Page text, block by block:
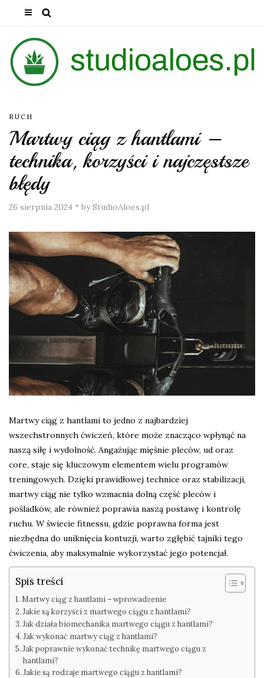
RUCH
Martwy ciąg z hantlami –
technika, korzyści i najczęstsze
błędy
26 sierpnia 2024 * by StudioAloes.pl
Martwy ciąg z hantlami to jedno z najbardziej
wszechstronnych ćwiczeń, które może znacząco wpłynąć na
naszą siłę i wydolność. Angażując mięśnie pleców, ud oraz
core, staje się kluczowym elementem wielu programów
treningowych. Dzięki prawidłowej technice oraz stabilizacji,
martwy ciąg nie tylko wzmacnia dolną część pleców i
pośladków, ale również poprawia naszą postawę i kontrolę
ruchu. W świecie fitnessu, gdzie poprawna forma jest
niezbędna do uniknięcia kontuzji, warto zgłębić tajniki tego
ćwiczenia, aby maksymalnie wykorzystać jego potencjał.
Spis treści
Martwy ciąg z hantlami – wprowadzenie
Jakie są korzyści z martwego ciągu z hantlami?
Jak działa biomechanika martwego ciągu z hantlami?
Jak wykonać martwy ciąg z hantlami?
Jak poprawnie wykonać technikę martwego ciągu z
hantlami?
Jakie są rodzaje martwego ciągu z hantlami?